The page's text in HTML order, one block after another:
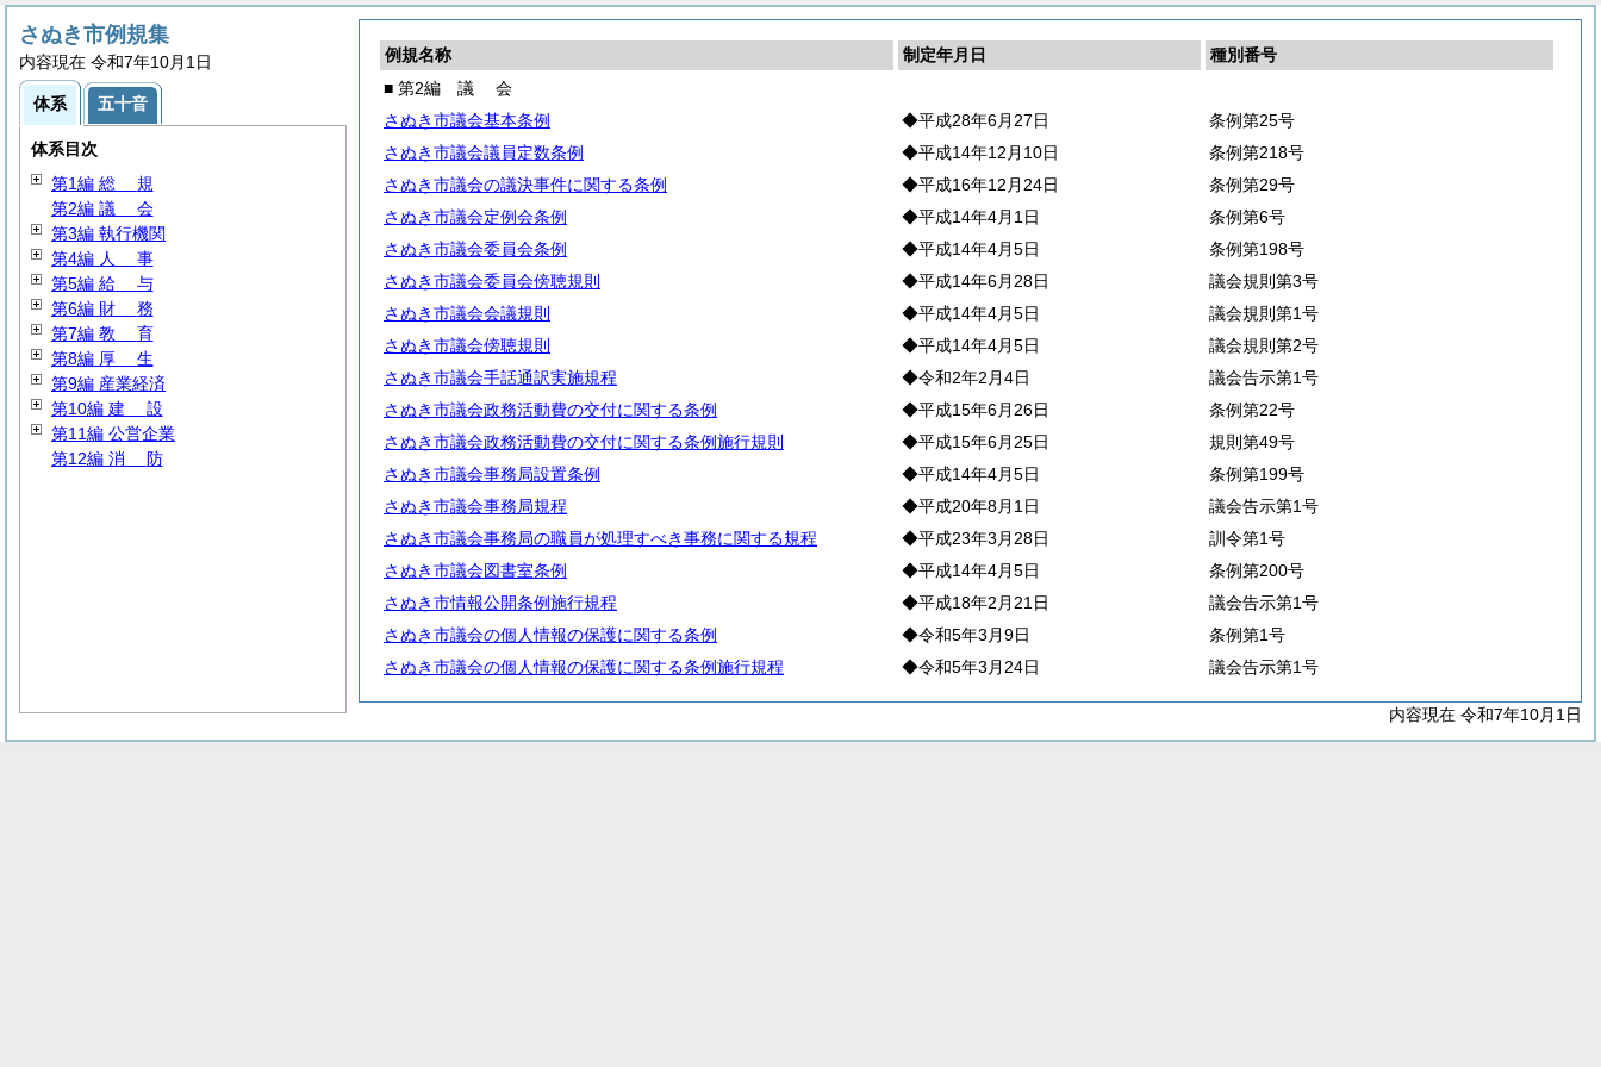
例規名称 制定年月日
種別番号
■ 第2編 議 会
さぬき市議会基本条例
◆平成28年6月27日
条例第25号
さぬき市議会議員定数条例
◆平成14年12月10日
条例第218号
さぬき市議会の議決事件に関する条例
◆平成16年12月24日
条例第29号
さぬき市議会定例会条例
◆平成14年4月1日
条例第6号
さぬき市議会委員会条例
◆平成14年4月5日
条例第198号
さぬき市議会委員会傍聴規則
◆平成14年6月28日
議会規則第3号
さぬき市議会会議規則
◆平成14年4月5日
議会規則第1号
さぬき市議会傍聴規則
◆平成14年4月5日
議会規則第2号
さぬき市議会手話通訳実施規程
◆令和2年2月4日
議会告示第1号
さぬき市議会政務活動費の交付に関する条例
◆平成15年6月26日
条例第22号
さぬき市議会政務活動費の交付に関する条例施行規則
◆平成15年6月25日
規則第49号
さぬき市議会事務局設置条例
◆平成14年4月5日
条例第199号
さぬき市議会事務局規程
◆平成20年8月1日
議会告示第1号
さぬき市議会事務局の職員が処理すべき事務に関する規程
◆平成23年3月28日
訓令第1号
さぬき市議会図書室条例
◆平成14年4月5日
条例第200号
さぬき市情報公開条例施行規程
◆平成18年2月21日
議会告示第1号
さぬき市議会の個人情報の保護に関する条例
◆令和5年3月9日
条例第1号
さぬき市議会の個人情報の保護に関する条例施行規程
◆令和5年3月24日 議会告示第1号
内容現在 令和7年10月1日
さぬき市例規集
内容現在 令和7年10月1日
体系 五十音
体系目次
第1編 総 規
第2編 議 会
第3編 執行機関
第4編 人 事
第5編 給 与
第6編 財 務
第7編 教 育
第8編 厚 生
第9編 産業経済
第10編 建 設
第11編 公営企業
第12編 消 防